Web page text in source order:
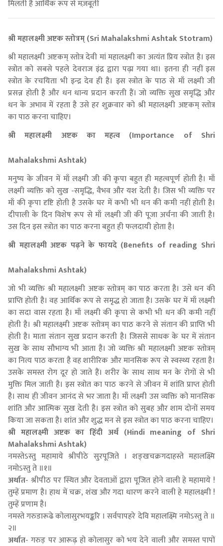
मिलती है आर्थिक रूप से मज़बूती
श्री महालक्ष्मी अष्टक स्तोत्रम् (Sri Mahalakshmi Ashtak Stotram)
श्री महालक्ष्मी अष्टकम् स्तोत्र देवी मां महालक्ष्मी का अत्यंत प्रिय स्त्रोत है। इस
स्त्रोत को सबसे पहले देवराज इंद्र द्वारा पढ़ा गया था। इतना ही नहीं इस
स्त्रोत के रचयिता भी इन्द्र देव ही है। इस स्त्रोत के पाठ से माँ लक्ष्मी जी
प्रसन्न होती है और धन धान्य प्रदान करती हैं। जो व्यक्ति सुख समृद्धि और
धन के अभाव में रहता है उसे हर शुक्रवार को श्री महालक्ष्मी अष्टकम् स्तोत्र
का पाठ करना चाहिए।
श्री महालक्ष्मी अष्टक का महत्व (Importance of Shri
Mahalakshmi Ashtak)
मनुष्य के जीवन में माँ लक्ष्मी जी की कृपा बहुत ही महत्वपूर्ण होती है। माँ
लक्ष्मी व्यक्ति को सुख -समृद्धि, वैभव और यश देती है। जिस भी व्यक्ति पर
माँ की कृपा दृष्टि होती है उसके घर में कभी भी धन की कमी नहीं होती है।
दीपाली के दिन विशेष रूप से माँ लक्ष्मी जी की पूजा अर्चना की जाती है।
उस दिन इस स्त्रोत का पाठ करना बहुत ही फलदायी होता है।
श्री महालक्ष्मी अष्टक पढ़ने के फायदे (Benefits of reading Shri
Mahalakshmi Ashtak)
जो भी व्यक्ति श्री महालक्ष्मी अष्टक स्तोत्रम् का पाठ करता है। उसे धन की
प्राप्ति होती है। वह आर्थिक रूप से समृद्ध हो जाता है। उसके घर में माँ लक्ष्मी
का सदा वास रहता है। माँ लक्ष्मी की कृपा से कभी भी धन की कमी नहीं
होती है। श्री महालक्ष्मी अष्टक स्तोत्रम् का पाठ करने से संतान की प्राप्ति भी
होती है। माता संतान सुख प्रदान करती है। जिससे साधक के घर में संतान
सुख के साथ सौभाग्य भी आता है। जो व्यक्ति श्री महालक्ष्मी अष्टक स्तोत्रम्
का नित्य पाठ करता है वह शारीरिक और मानसिक रूप से स्वस्थ्य रहता है।
उसके समस्त रोग दूर हो जाते हैं। शरीर के साथ साथ मन के रोगों से भी
मुक्ति मिल जाती है। इस स्त्रोत का पाठ करने से जीवन में शांति प्राप्त होती
है। साथ ही जीवन आनंद से भर जाता है। माँ लक्ष्मी उस व्यक्ति को मानसिक
शांति और आत्मिक सुख देती है। इस स्त्रोत को सुबह और शाम दोनों समय
किया जा सकता है। शांत और शुद्ध मन से इस स्त्रोत का पाठ करना चाहिए।
श्री महालक्ष्मी अष्टक का हिंदी अर्थ (Hindi meaning of Shri
Mahalakshmi Ashtak)
नमस्तेऽस्तु महामाये श्रीपीठे सुरपूजिते । शङ्खचक्रगदाहस्ते महालक्ष्मि
नमोऽस्तु ते ॥१॥
अर्थात- श्रीपीठ पर स्थित और देवताओं द्वारा पूजित होने वाली हे महामाये !
तुम्हें प्रमाण है। हाथ में चक्र, शंख और गदा धारण करने वाली हे महालक्ष्मी !
तुम्हें प्रणाम है।
नमस्ते गरुडारूढे कोलासुरभयङ्करि । सर्वपापहरे देवि महालक्ष्मि नमोऽस्तु ते ॥
२॥
अर्थात- गरुड़ पर आरूढ़ हो कोलासुर को भय देने वाली और समस्त पापों